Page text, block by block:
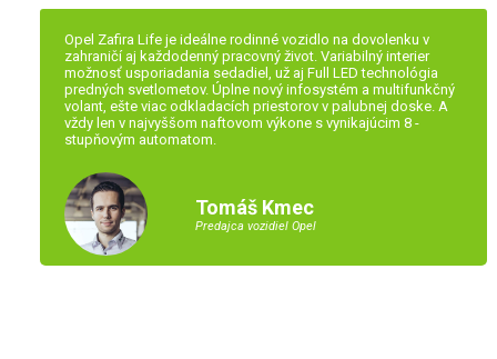
Opel Zafira Life je ideálne rodinné vozidlo na dovolenku v
zahraničí aj každodenný pracovný život. Variabilný interier
možnosť usporiadania sedadiel, už aj Full LED technológia
predných svetlometov. Úplne nový infosystém a multifunkčný
volant, ešte viac odkladacích priestorov v palubnej doske. A
vždy len v najvyššom naftovom výkone s vynikajúcim 8 -
stupňovým automatom.
Tomáš Kmec
Predajca vozidiel Opel